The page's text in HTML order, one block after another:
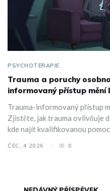
PSYCHOTERAPIE
Trauma a poruchy
informovaný přístup mění
Trauma-informovaný přístup
Zjistěte, jak trauma ovlivňuje
kde najít kvalifikovanou
ČEC, 4 2026 0